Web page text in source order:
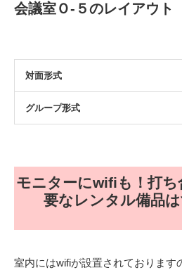
会議室Ｏ-５のレイアウト
対面形式
グループ形式
モニターにwifiも！打
要なレンタル備品は
室内にはwifiが設置されております